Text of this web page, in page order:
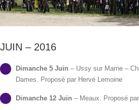
JUIN – 2016
Dimanche 5 Juin– Ussy sur Marne –
Dames. Proposé par Hervé Lemoine
Dimanche 12 Juin– Meaux. Proposé